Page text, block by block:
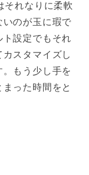
それなりに柔軟
のが玉に瑕で
設定でもそれ
スタマイズし
もう少し手を
った時間をと